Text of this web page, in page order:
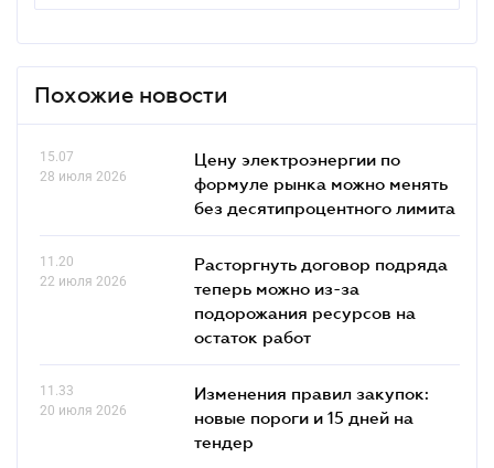
Похожие новости
15.07
28 июля 2026
Цену электроэнергии по
формуле рынка можно менять
без десятипроцентного лимита
11.20
22 июля 2026
Расторгнуть договор подряда
теперь можно из-за
подорожания ресурсов на
остаток работ
11.33
20 июля 2026
Изменения правил закупок:
новые пороги и 15 дней на
тендер